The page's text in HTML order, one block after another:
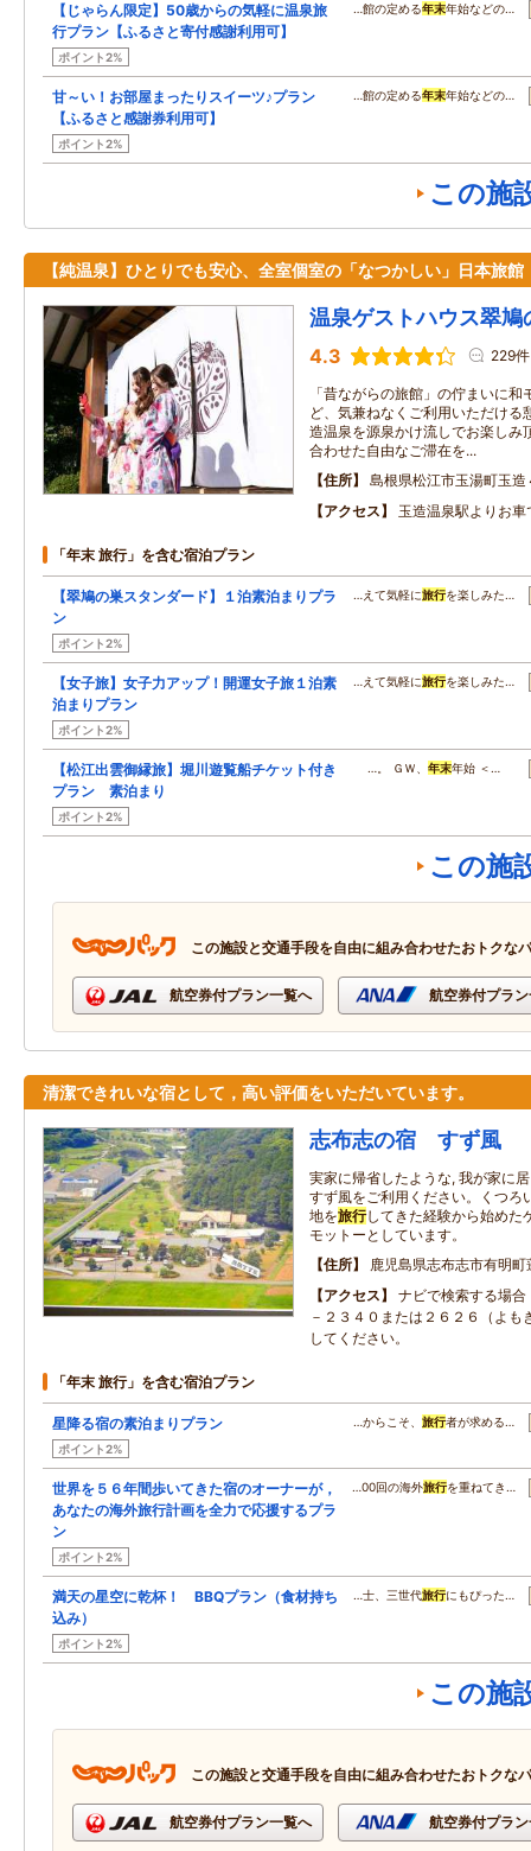
【じゃらん限定】50歳からの気軽に温泉旅
行プラン【ふるさと寄付感謝利用可】
ポイント2%
…館の定める年末年始などの…
甘～い！お部屋まったりスイーツ♪プラン
【ふるさと感謝券利用可】
ポイント2%
…館の定める年末年始などの…
この施
【純温泉】ひとりでも安心、全室個室の「なつかしい」日本旅館
温泉ゲストハウス翠鳩
4.3 229件
「昔ながらの旅館」の佇まいに
ど、気兼ねなくご利用いただける
造温泉を源泉かけ流しでお楽しみ
合わせた自由なご滞在を...
住所
島根県松江市玉湯町玉造
アクセス
玉造温泉駅よりお車
「年末 旅行」を含む宿泊プラン
【翠鳩の巣スタンダード】１泊素泊まりプラ
ン
ポイント2%
…えて気軽に旅行を楽しみた…
【女子旅】女子力アップ！開運女子旅１泊素
泊まりプラン
ポイント2%
…えて気軽に旅行を楽しみた…
【松江出雲御縁旅】堀川遊覧船チケット付き
プラン 素泊まり
ポイント2%
…。 ＧＷ、 年末年始 ＜…
この施
この施設と交通手段を自由に組み合わせたおトクな
航空券付プラン一覧へ 航空券付プラ
清潔できれいな宿として，高い評価をいただいています。
志布志の宿 すず風
実家に帰省したような, 我が家に
すず風をご利用ください。くつろ
地を旅行してきた経験から始めた
モットーとしています。
住所
鹿児島県志布志市有明
アクセス
ナビで検索する場
－２３４０または２６２６（よも
してください。
「年末 旅行」を含む宿泊プラン
星降る宿の素泊まりプラン
ポイント2%
…からこそ、 旅行者が求める…
世界を５６年間歩いてきた宿のオーナーが，
あなたの海外旅行計画を全力で応援するプラ
ン
ポイント2%
…00回の海外旅行を重ねてき…
満天の星空に乾杯！ BBQプラン（食材持ち
込み）
ポイント2%
…士、三世代旅行にもぴった…
この施
この施設と交通手段を自由に組み合わせたおトクな
航空券付プラン一覧へ 航空券付プラ